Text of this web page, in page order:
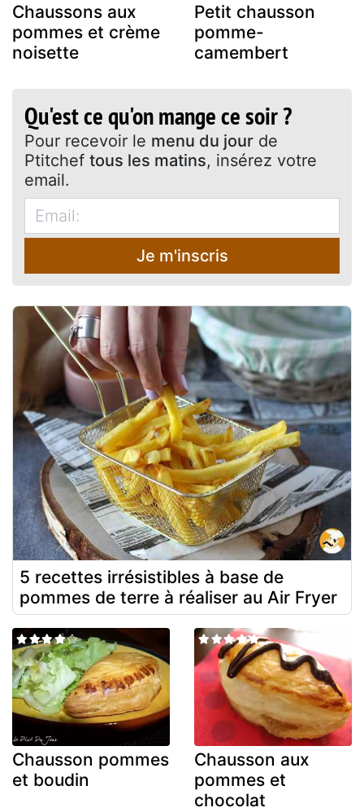
Chaussons aux
pommes et crème
noisette
Petit chausson
pomme-
camembert
Qu'est ce qu'on mange ce soir ?
Pour recevoir le menu du jour de
Ptitchef tous les matins, insérez votre
email.
Je m'inscris
5 recettes irrésistibles à base de
pommes de terre à réaliser au Air Fryer
Chausson pommes
et boudin
Chausson aux
pommes et
chocolat